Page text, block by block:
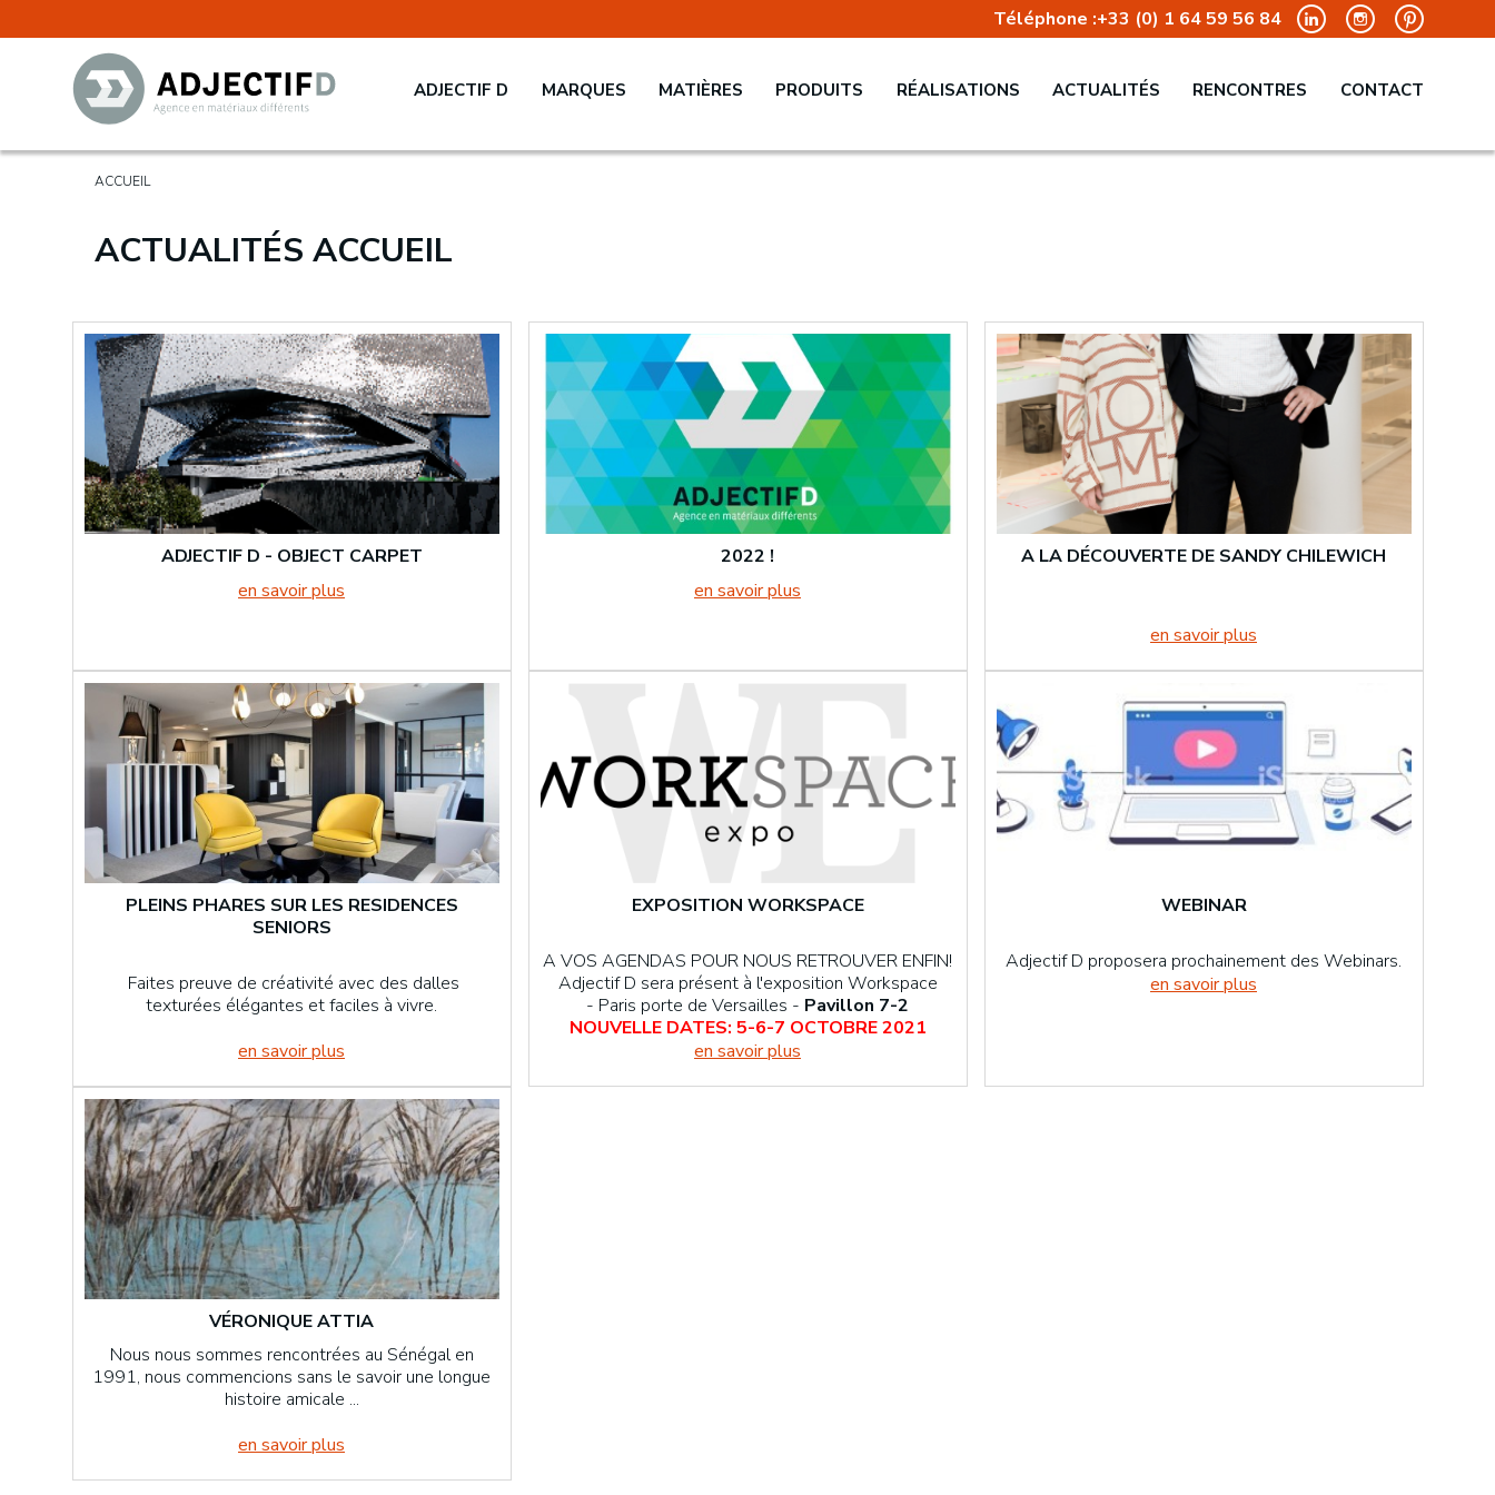
Téléphone :+33 (0) 1 64 59 56 84
ADJECTIF D MARQUES MATIÈRES PRODUITS RÉALISATIONS ACTUALITÉS RENCONTRES CONTACT
ACCUEIL
ACTUALITÉS ACCUEIL
ADJECTIF D - OBJECT CARPET
en savoir plus
2022 !
en savoir plus
A LA DÉCOUVERTE DE SANDY CHILEWICH
en savoir plus
PLEINS PHARES SUR LES RESIDENCES
SENIORS
Faites preuve de créativité avec des dalles
texturées élégantes et faciles à vivre.
en savoir plus
EXPOSITION WORKSPACE
A VOS AGENDAS POUR NOUS RETROUVER ENFIN!
Adjectif D sera présent à l'exposition Workspace
- Paris porte de Versailles - Pavillon 7-2
NOUVELLE DATES: 5-6-7 OCTOBRE 2021
en savoir plus
WEBINAR
Adjectif D proposera prochainement des Webinars.
en savoir plus
VÉRONIQUE ATTIA
Nous nous sommes rencontrées au Sénégal en
1991, nous commencions sans le savoir une longue
histoire amicale ...
en savoir plus